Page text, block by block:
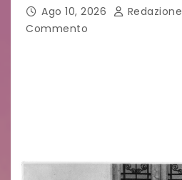
Ago 10, 2026 Redazione
Commento